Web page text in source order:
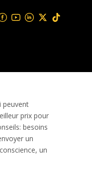
peuvent
prix pour
besoins
un
un